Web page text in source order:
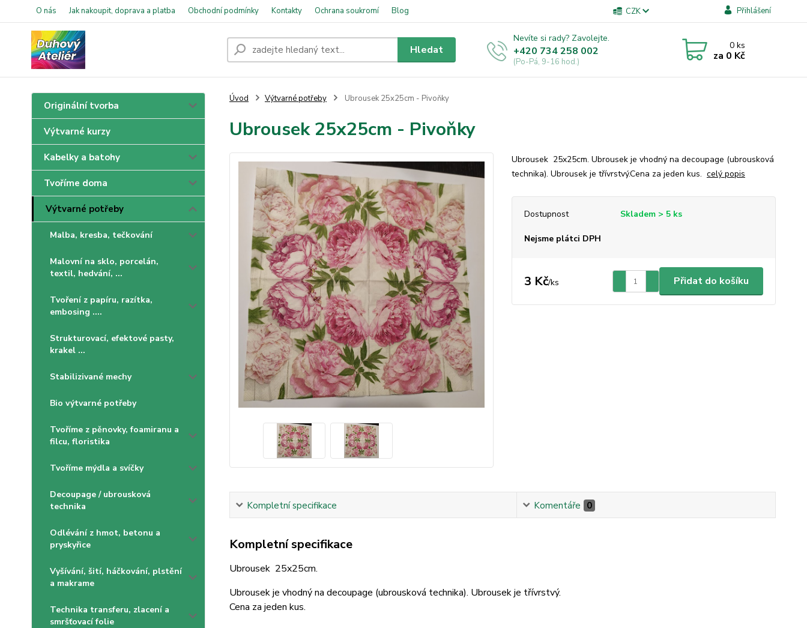
O nás Jak nakoupit, doprava a platba Obchodní podmínky Kontakty Ochrana soukromí Blog CZK Přihlášení
Hledat
Nevíte si rady? Zavolejte.
+420 734 258 002
(Po-Pá, 9-16 hod.)
0ks
za 0 Kč
Originální tvorba
Výtvarné kurzy
Kabelky a batohy
Tvoříme doma
Výtvarné potřeby
Malba, kresba, tečkování
Malovní na sklo, porcelán,
textil, hedvání, ...
Tvoření z papíru, razítka,
embosing ....
Strukturovací, efektové pasty,
krakel ...
Stabilizivané mechy
Bio výtvarné potřeby
Tvoříme z pěnovky, foamiranu a
filcu, floristika
Tvoříme mýdla a svíčky
Decoupage / ubrousková
technika
Odlévání z hmot, betonu a
pryskyřice
Vyšívání, šití, háčkování, plstění
a makrame
Technika transferu, zlacení a
smršťovací folie
Úvod Výtvarné potřeby Ubrousek 25x25cm - Pivoňky
Ubrousek 25x25cm - Pivoňky
Ubrousek 25x25cm. Ubrousek je vhodný na decoupage (ubrousková
technika). Ubrousek je třívrstvý.Cena za jeden kus. celý popis
Dostupnost Skladem > 5 ks
Nejsme plátci DPH
3 Kč/ks Přidat do košíku
Kompletní specifikace Komentáře 0
Kompletní specifikace
Ubrousek 25x25cm.
Ubrousek je vhodný na decoupage (ubrousková technika). Ubrousek je třívrstvý.
Cena za jeden kus.